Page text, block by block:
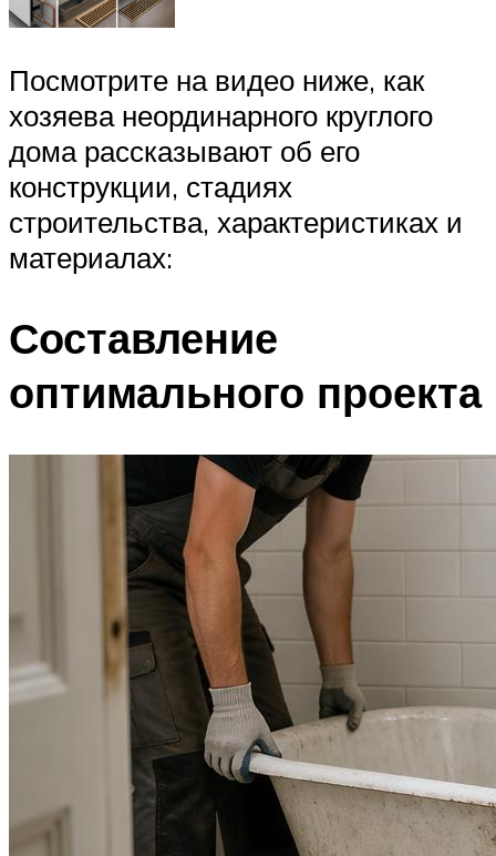
Посмотрите на видео ниже, как
хозяева неординарного круглого
дома рассказывают об его
конструкции, стадиях
строительства, характеристиках и
материалах:
Составление
оптимального проекта